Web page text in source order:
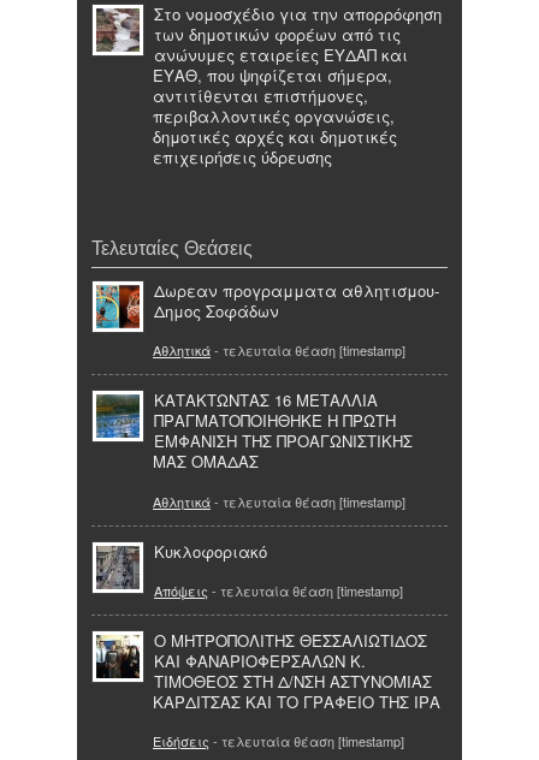
Στο νομοσχέδιο για την απορρόφηση
των δημοτικών φορέων από τις
ανώνυμες εταιρείες ΕΥΔΑΠ και
ΕΥΑΘ, που ψηφίζεται σήμερα,
αντιτίθενται επιστήμονες,
περιβαλλοντικές οργανώσεις,
δημοτικές αρχές και δημοτικές
επιχειρήσεις ύδρευσης
Τελευταίες Θεάσεις
Δωρεαν προγραμματα αθλητισμου-
Δημος Σοφάδων
Αθλητικά- τελευταία θέαση [timestamp]
ΚΑΤΑΚΤΩΝΤΑΣ 16 ΜΕΤΑΛΛΙΑ
ΠΡΑΓΜΑΤΟΠΟΙΗΘΗΚΕ Η ΠΡΩΤΗ
ΕΜΦΑΝΙΣΗ ΤΗΣ ΠΡΟΑΓΩΝΙΣΤΙΚΗΣ
ΜΑΣ ΟΜΑΔΑΣ
Αθλητικά- τελευταία θέαση [timestamp]
Κυκλοφοριακό
Απόψεις - τελευταία θέαση [timestamp]
Ο ΜΗΤΡΟΠΟΛΙΤΗΣ ΘΕΣΣΑΛΙΩΤΙΔΟΣ
ΚΑΙ ΦΑΝΑΡΙΟΦΕΡΣΑΛΩΝ Κ.
ΤΙΜΟΘΕΟΣ ΣΤΗ Δ/ΝΣΗ ΑΣΤΥΝΟΜΙΑΣ
ΚΑΡΔΙΤΣΑΣ ΚΑΙ ΤΟ ΓΡΑΦΕΙΟ ΤΗΣ ΙΡΑ
Ειδήσεις - τελευταία θέαση [timestamp]